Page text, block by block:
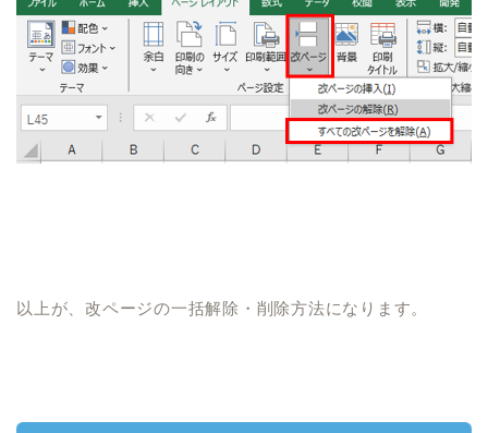
以上が、改ページの一括解除・削除方法になります。